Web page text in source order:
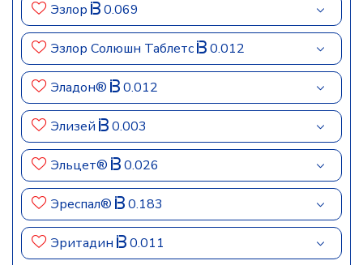
Эзлор 0.069
Эзлор Солюшн Таблетс 0.012
Эладон® 0.012
Элизей 0.003
Эльцет® 0.026
Эреспал® 0.183
Эритадин 0.011